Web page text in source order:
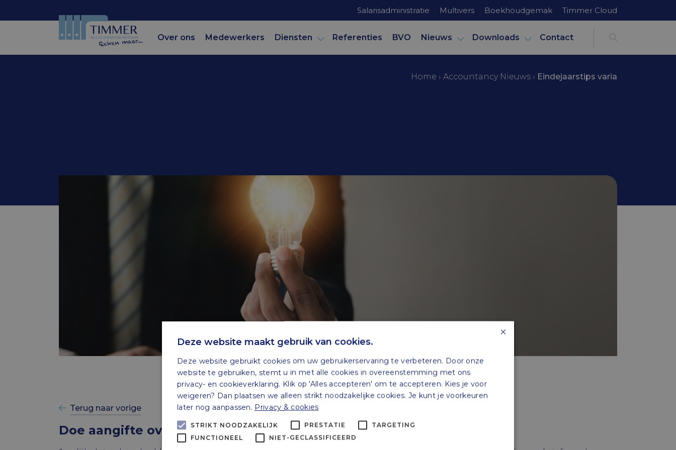
Salarisadministratie Multivers Boekhoudgemak Timmer Cloud
Over ons Medewerkers Diensten Referenties BVO Nieuws Downloads Contact
Home › Accountancy Nieuws › Eindejaarstips varia
Terug naar vorige
Doe aangifte over oude jaren
×
Deze website maakt gebruik van cookies.
Deze website gebruikt cookies om uw gebruikerservaring te verbeteren. Door onze
website te gebruiken, stemt u in met alle cookies in overeenstemming met ons
privacy- en cookieverklaring. Klik op 'Alles accepteren' om te accepteren. Kies je voor
weigeren? Dan plaatsen we alleen strikt noodzakelijke cookies. Je kunt je voorkeuren
later nog aanpassen. Privacy & cookies
STRIKT NOODZAKELIJK PRESTATIE
TARGETING
FUNCTIONEEL
NIET-GECLASSIFICEERD